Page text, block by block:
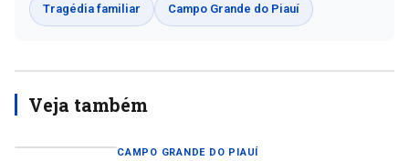
Tragédia familiar Campo Grande do Piauí
Veja também
CAMPO GRANDE DO PIAUÍ